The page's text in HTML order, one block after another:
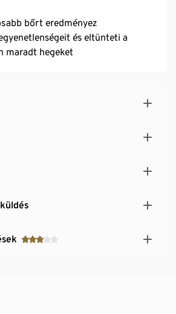
bőrt eredményez
és eltünteti a
maradt hegeket